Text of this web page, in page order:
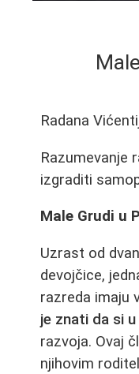
Radana
Razumevanje
izgraditi
Male Grudi u
Uzrast od
devojčice,
razreda imaju
je znati da si
razvoja. Ovaj
njihovim